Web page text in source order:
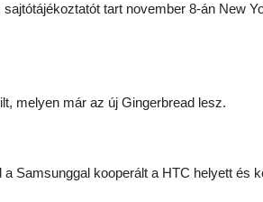
tart november 8-án New
melyen már az új Gingerbread lesz.
Samsunggal kooperált a HTC helyett és